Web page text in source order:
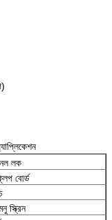
লক
বোর্ড
স্ক্রিন